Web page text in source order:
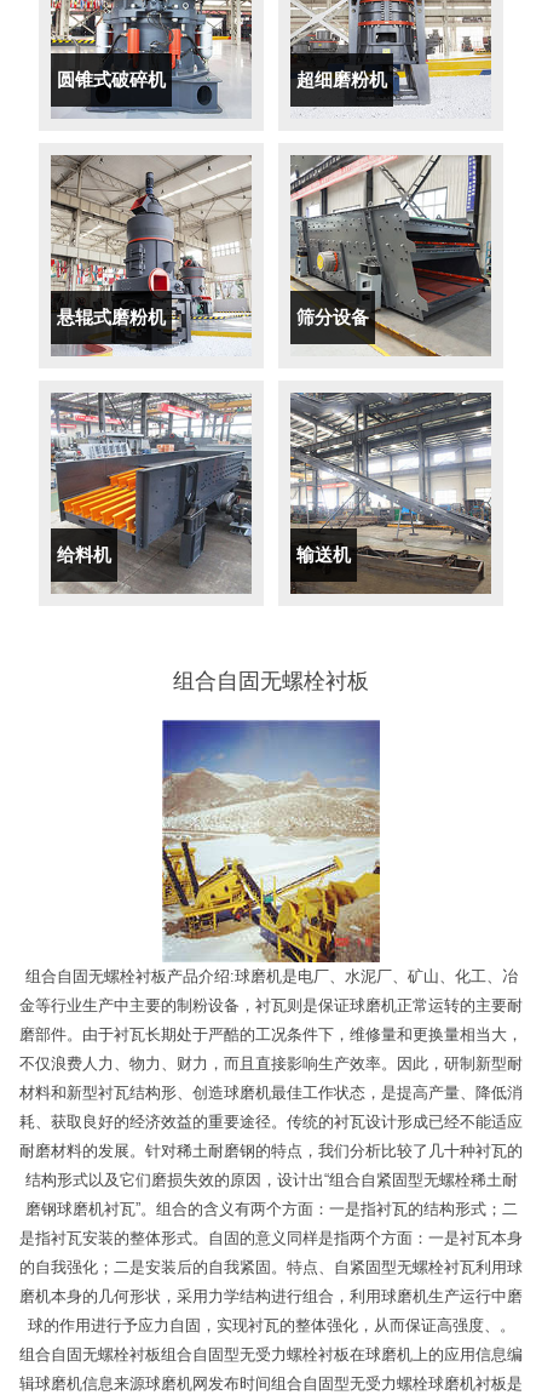
圆锥式破碎机 超细磨粉机
悬辊式磨粉机 筛分设备
给料机 输送机
组合自固无螺栓衬板
组合自固无螺栓衬板产品介绍:球磨机是电厂、水泥厂、矿山、化工、冶
金等行业生产中主要的制粉设备，衬瓦则是保证球磨机正常运转的主要耐
磨部件。由于衬瓦长期处于严酷的工况条件下，维修量和更换量相当大，
不仅浪费人力、物力、财力，而且直接影响生产效率。因此，研制新型耐
材料和新型衬瓦结构形、创造球磨机最佳工作状态，是提高产量、降低消
耗、获取良好的经济效益的重要途径。传统的衬瓦设计形成已经不能适应
耐磨材料的发展。针对稀土耐磨钢的特点，我们分析比较了几十种衬瓦的
结构形式以及它们磨损失效的原因，设计出“组合自紧固型无螺栓稀土耐
磨钢球磨机衬瓦”。组合的含义有两个方面：一是指衬瓦的结构形式；二
是指衬瓦安装的整体形式。自固的意义同样是指两个方面：一是衬瓦本身
的自我强化；二是安装后的自我紧固。特点、自紧固型无螺栓衬瓦利用球
磨机本身的几何形状，采用力学结构进行组合，利用球磨机生产运行中磨
球的作用进行予应力自固，实现衬瓦的整体强化，从而保证高强度、。
组合自固无螺栓衬板组合自固型无受力螺栓衬板在球磨机上的应用信息编
辑球磨机信息来源球磨机网发布时间组合自固型无受力螺栓球磨机衬板是